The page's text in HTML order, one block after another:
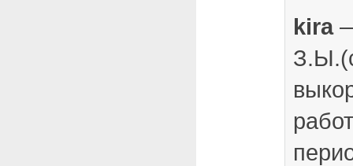
kira—